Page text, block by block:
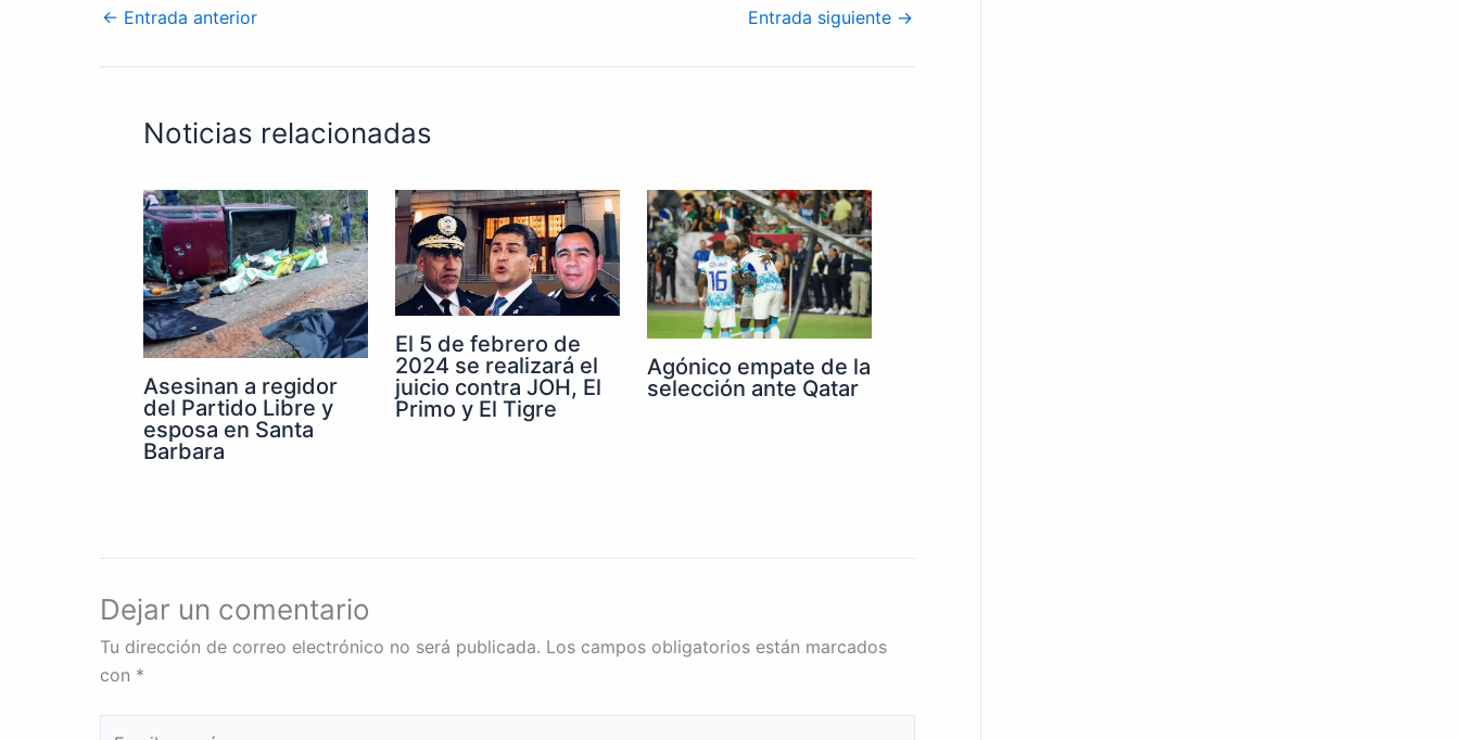
← Entrada anterior Entrada siguiente →
Noticias relacionadas
Asesinan a regidor
del Partido Libre y
esposa en Santa
Barbara
El 5 de febrero de
2024 se realizará el
juicio contra JOH, El
Primo y El Tigre
Agónico empate de la
selección ante Qatar
Dejar un comentario
Tu dirección de correo electrónico no será publicada. Los campos obligatorios están marcados
con *